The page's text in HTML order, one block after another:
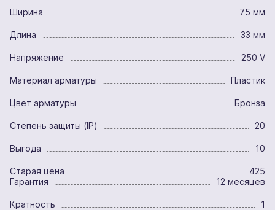
Ширина 75 мм
Длина 33 мм
Напряжение 250 V
Материал арматуры Пластик
Цвет арматуры Бронза
Степень защиты (IP) 20
Выгода 10
Старая цена
425
Гарантия
12 месяцев
Кратность 1